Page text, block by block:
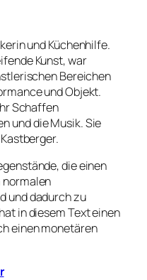
und Küchenhilfe.
Kunst, war
Bereichen
und Objekt.
Schaffen
und die Musik. Sie
die einen
normalen
und dadurch zu
in diesem Text einen
einen monetären